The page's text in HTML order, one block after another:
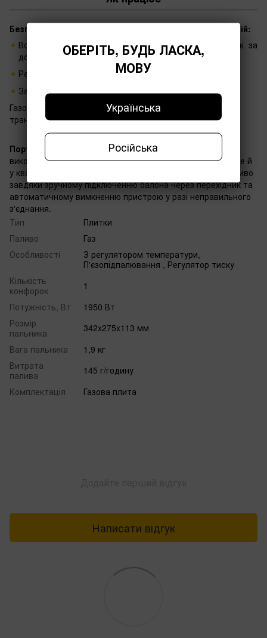
Безпечне використання передбачає виконання таких дій:
Встановлення сумісного балона у спеціальний відсік за
допомогою перехідника
Регулювання оптимального рівня подачі газу
Запуск системи та розміщення посуду на конфорці
Газова плита постачається у кейсі, який спрощує її
транспортування та захищає від пошкоджень.
Портативна газова плита СИЛА Сушеф
використовуватися не тільки на відкритому просторі, але й
у квартирах під час відсутності електроенергії. Це можливо
завдяки зручному підключенню балона через перехідник та
автоматичному вимкненню пристрою у разі неправильного
з'єднання.
Тип
Плитки
Паливо
Газ
Особливості
З регулятором температури,
П'єзопідпалювання , Регулятор тиску
Кількість
конфорок
1
Потужність, Вт
1950 Вт‌
Розмір
пальника
342x275x113 мм‌
Вага пальника
1,9 кг‌
Витрата
палива
145 г/год‌ину
Комплектація
Газова плита
Написати відгук
ОБЕРІТЬ, БУДЬ ЛАСКА,
МОВУ
Українська
Російська